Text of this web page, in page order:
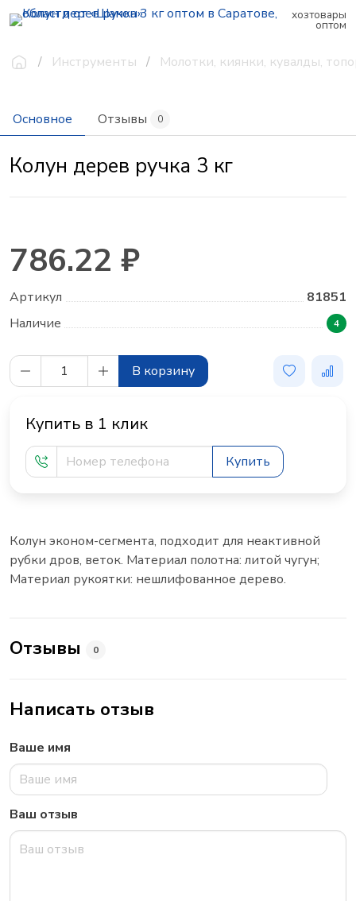
хозтовары
оптом
Инструменты Молотки, киянки, кувалды,
Основное Отзывы 0
Колун дерев ручка 3 кг
786.22 ₽
Артикул
81851
Наличие
4
В корзину
Купить в 1 клик
Купить
Колун эконом-сегмента, подходит для неактивной
рубки дров, веток. Материал полотна: литой чугун;
Материал рукоятки: нешлифованное дерево.
Отзывы 0
Написать отзыв
Ваше имя
Ваш отзыв